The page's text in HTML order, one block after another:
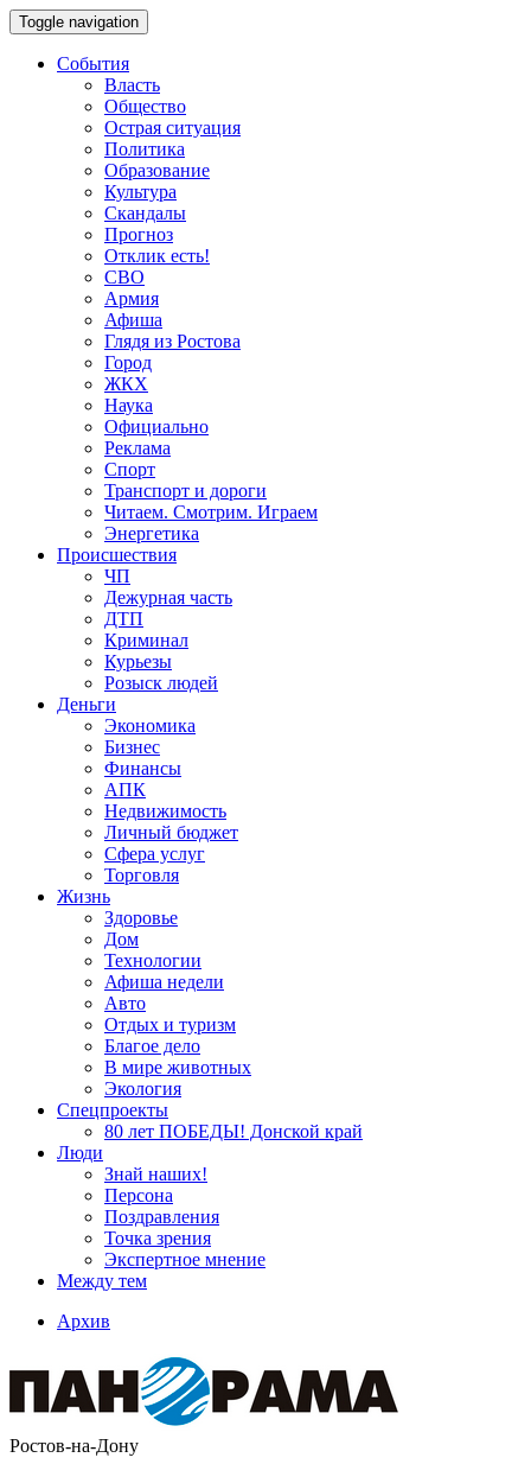
Toggle navigation
События
Власть
Общество
Острая ситуация
Политика
Образование
Культура
Скандалы
Прогноз
Отклик есть!
СВО
Армия
Афиша
Глядя из Ростова
Город
ЖКХ
Наука
Официально
Реклама
Спорт
Транспорт и дороги
Читаем. Смотрим. Играем
Энергетика
Происшествия
ЧП
Дежурная часть
ДТП
Криминал
Курьезы
Розыск людей
Деньги
Экономика
Бизнес
Финансы
АПК
Недвижимость
Личный бюджет
Сфера услуг
Торговля
Жизнь
Здоровье
Дом
Технологии
Афиша недели
Авто
Отдых и туризм
Благое дело
В мире животных
Экология
Спецпроекты
80 лет ПОБЕДЫ! Донской край
Люди
Знай наших!
Персона
Поздравления
Точка зрения
Экспертное мнение
Между тем
Архив
Ростов-на-Дону